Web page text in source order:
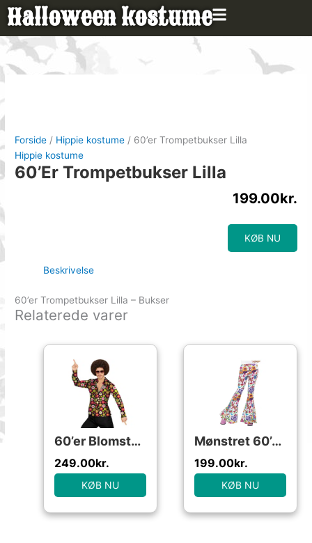
Gå
indholdet
Halloween kostume
Forside / Hippie kostume / 60’er Trompetbukser Lilla
Hippie kostume
60’er Trompetbukser Lilla
199.00kr.
KØB NU
Beskrivelse
60’er Trompetbukser Lilla – Bukser
Relaterede varer
60’er Blomsterskjorte
249.00kr.
KØB NU
Mønstret 60’er Bukser
199.00kr.
KØB NU